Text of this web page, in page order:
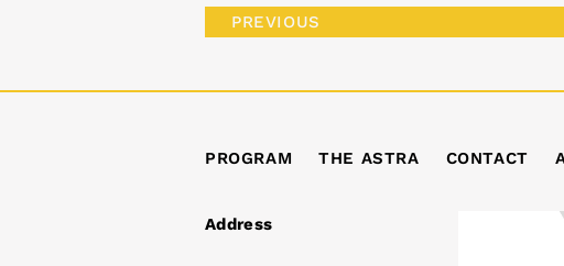
PREVIOUS
PROGRAM THE ASTRA CONTACT
Address